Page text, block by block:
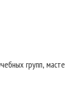
групп,